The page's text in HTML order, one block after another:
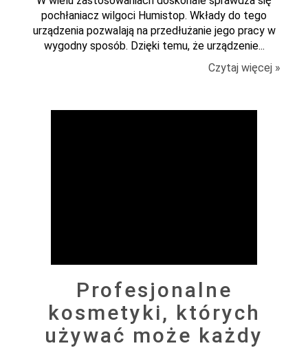
pochłaniacz wilgoci Humistop. Wkłady do tego
urządzenia pozwalają na przedłużanie jego pracy w
wygodny sposób. Dzięki temu, że urządzenie...
Czytaj więcej »
Profesjonalne
kosmetyki, których
używać może każdy